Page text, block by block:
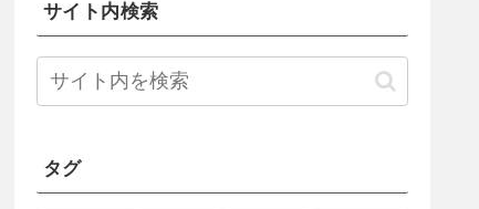
サイト内検索
タグ